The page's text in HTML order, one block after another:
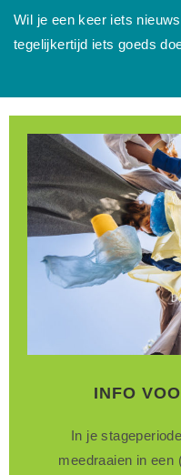
Wil je een keer iets
tegelijkertijd iets goeds
INFO
In je
meedraaien in een